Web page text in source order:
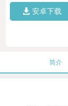
安卓下载
简介